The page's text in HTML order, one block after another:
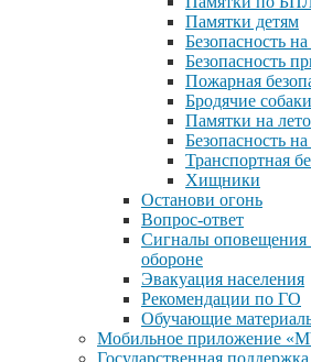
Памятки детям
Безопасность
Безопасность
Пожарная
Бродячие собаки
Памятки на лето
Безопасность
Транспортная
Хищники
Останови огонь
Вопрос-ответ
Сигналы оповещения
обороне
Эвакуация населения
Рекомендации по ГО
Обучающие
Мобильное приложение
Государственная